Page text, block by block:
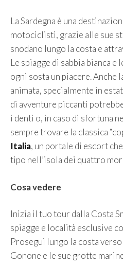
La Sardegna è una
motociclisti, grazie alle sue
snodano lungo la costa e
Le spiagge di sabbia bianca
ogni sosta un piacere. Anche
animata, specialmente in
di avventure piccanti
i denti o, in caso di sfortuna
sempre trovare la classica
Italia, un portale di escort
tipo nell’isola dei quattro
Cosa vedere
Inizia il tuo tour dalla Costa
spiagge e località esclusive
Prosegui lungo la costa
Gonone e le sue grotte